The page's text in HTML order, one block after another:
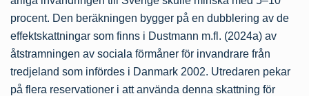
procent. Den beräkningen bygger på en dubblering av de
effektskattningar som finns i Dustmann m.fl. (2024a) av
åtstramningen av sociala förmåner för invandrare från
tredjeland som infördes i Danmark 2002. Utredaren pekar
på flera reservationer i att använda denna skattning för